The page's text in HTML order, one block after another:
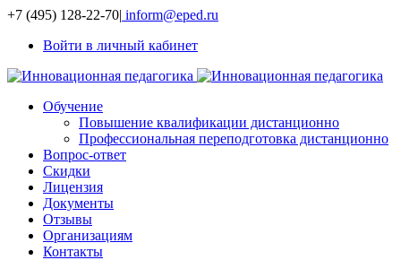
+7 (495) 128-22-70| inform@eped.ru
Войти в личный кабинет
Обучение
Повышение квалификации дистанционно
Профессиональная переподготовка дистанционно
Вопрос-ответ
Скидки
Лицензия
Документы
Отзывы
Организациям
Контакты